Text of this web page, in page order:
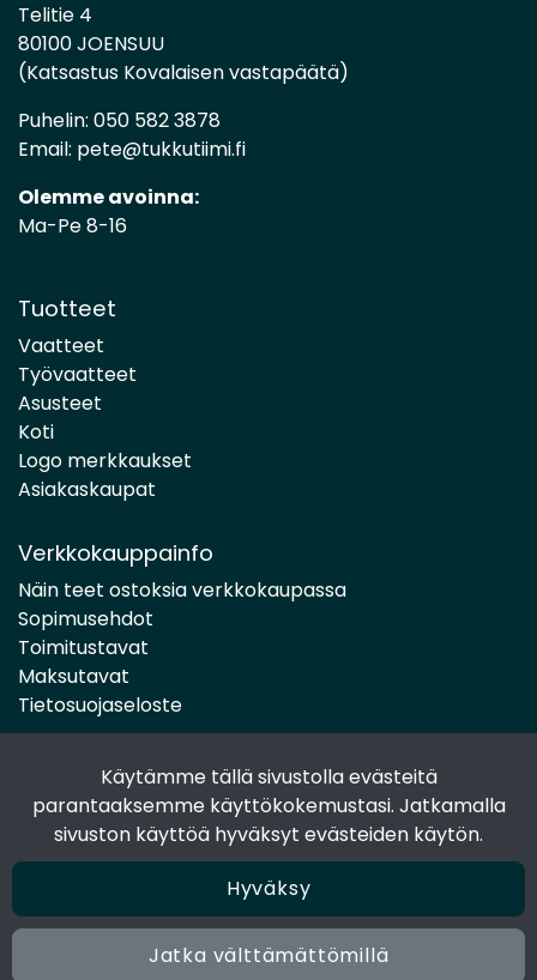
Käytämme tällä sivustolla evästeitä
parantaaksemme käyttökokemustasi. Jatkamalla
sivuston käyttöä hyväksyt evästeiden käytön.
Hyväksy
Jatka välttämättömillä
Telitie 4
80100 JOENSUU
(Katsastus Kovalaisen vastapäätä)
Puhelin: 050 582 3878
Email: pete@tukkutiimi.fi
Olemme avoinna:
Ma-Pe 8-16
Tuotteet
Vaatteet
Työvaatteet
Asusteet
Koti
Logo merkkaukset
Asiakaskaupat
Verkkokauppainfo
Näin teet ostoksia verkkokaupassa
Sopimusehdot
Toimitustavat
Maksutavat
Tietosuojaseloste
Seuraa sosiaalisessa mediassa
Facebook
© 2024 Joen Tukkutiimi. All rights reserved. Site by